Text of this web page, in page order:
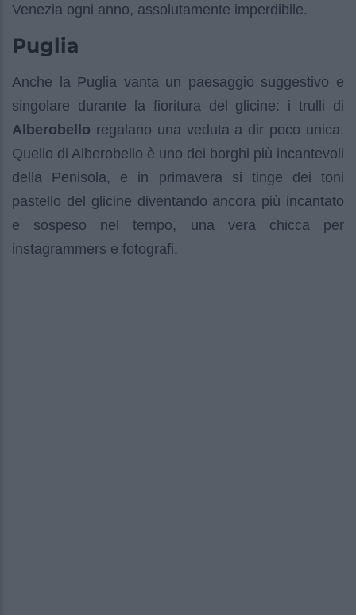
Venezia ogni anno, assolutamente imperdibile.
Puglia
Anche la Puglia vanta un paesaggio suggestivo e
singolare durante la fioritura del glicine: i trulli di
Alberobello regalano una veduta a dir poco unica.
Quello di Alberobello è uno dei borghi più incantevoli
della Penisola, e in primavera si tinge dei toni
pastello del glicine diventando ancora più incantato
e sospeso nel tempo, una vera chicca per
instagrammers e fotografi.